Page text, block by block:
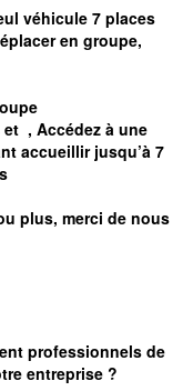
véhicule 7 places
en groupe,
et , Accédez à une
accueillir jusqu’à 7
plus, merci de nous
professionnels de
entreprise ?